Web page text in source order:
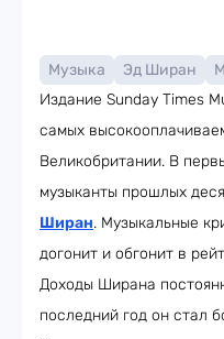
Музыка Эд Ширан
Издание Sunday Times
самых
Великобритании. В
музыканты прошлых
Ширан. Музыкальные
догонит и обгонит в
Доходы Ширана
последний год он стал